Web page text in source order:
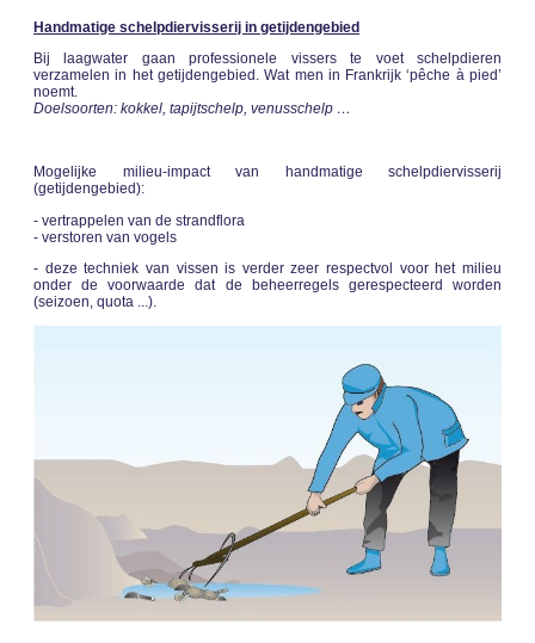
Handmatige schelpdiervisserij in getijdengebied
Bij laagwater gaan professionele vissers te voet schelpdieren
verzamelen in het getijdengebied. Wat men in Frankrijk ‘pêche à pied’
noemt.
Doelsoorten: kokkel, tapijtschelp, venusschelp …
Mogelijke milieu-impact van handmatige schelpdiervisserij
(getijdengebied):
- vertrappelen van de strandflora
- verstoren van vogels
- deze techniek van vissen is verder zeer respectvol voor het milieu
onder de voorwaarde dat de beheerregels gerespecteerd worden
(seizoen, quota ...).